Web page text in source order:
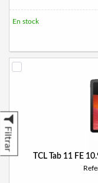
Filtrar
En stock
TCL Tab 11 FE